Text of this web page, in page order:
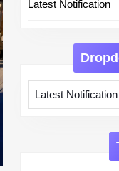
Latest Notification